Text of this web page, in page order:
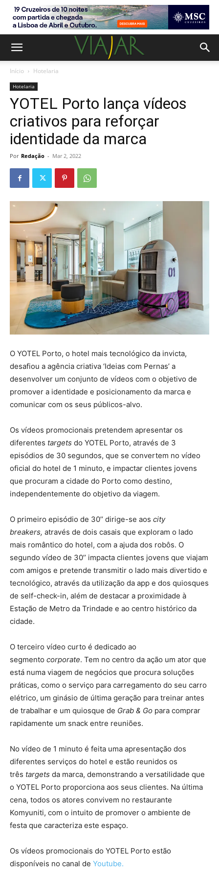
Início Hotelaria
Hotelaria
YOTEL Porto lança vídeos
criativos para reforçar
identidade da marca
Por Redação - Mar 2, 2022
O YOTEL Porto, o hotel mais tecnológico da invicta,
desafiou a agência criativa ‘Ideias com Pernas’ a
desenvolver um conjunto de vídeos com o objetivo de
promover a identidade e posicionamento da marca e
comunicar com os seus públicos-alvo.
Os vídeos promocionais pretendem apresentar os
diferentes targets do YOTEL Porto, através de 3
episódios de 30 segundos, que se convertem no vídeo
oficial do hotel de 1 minuto, e impactar clientes jovens
que procuram a cidade do Porto como destino,
independentemente do objetivo da viagem.
O primeiro episódio de 30’’ dirige-se aos city
breakers, através de dois casais que exploram o lado
mais romântico do hotel, com a ajuda dos robôs. O
segundo vídeo de 30’’ impacta clientes jovens que viajam
com amigos e pretende transmitir o lado mais divertido e
tecnológico, através da utilização da app e dos quiosques
de self-check-in, além de destacar a proximidade à
Estação de Metro da Trindade e ao centro histórico da
cidade.
O terceiro vídeo curto é dedicado ao
segmento corporate. Tem no centro da ação um ator que
está numa viagem de negócios que procura soluções
práticas, como o serviço para carregamento do seu carro
elétrico, um ginásio de última geração para treinar antes
de trabalhar e um quiosque de Grab & Go para comprar
rapidamente um snack entre reuniões.
No vídeo de 1 minuto é feita uma apresentação dos
diferentes serviços do hotel e estão reunidos os
três targets da marca, demonstrando a versatilidade que
o YOTEL Porto proporciona aos seus clientes. Na última
cena, todos os atores convivem no restaurante
Komyuniti, com o intuito de promover o ambiente de
festa que caracteriza este espaço.
Os vídeos promocionais do YOTEL Porto estão
disponíveis no canal de Youtube.